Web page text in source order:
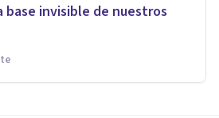
base invisible de nuestros